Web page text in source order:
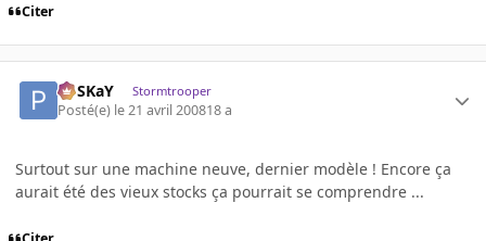
Citer
PoSKaY Stormtrooper
Posté(e) le 21 avril 200818 a
Surtout sur une machine neuve, dernier modèle ! Encore ça
aurait été des vieux stocks ça pourrait se comprendre ...